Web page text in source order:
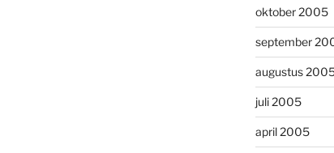
oktober 2005
september
augustus
juli 2005
april 2005